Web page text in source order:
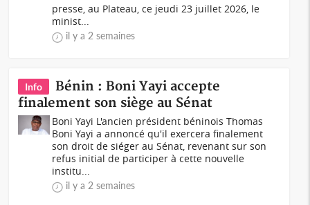
presse, au Plateau, ce jeudi 23 juillet 2026, le
minist...
il y a 2 semaines
Info
Bénin : Boni Yayi accepte
finalement son siège au Sénat
Boni Yayi L'ancien président béninois Thomas
Boni Yayi a annoncé qu'il exercera finalement
son droit de siéger au Sénat, revenant sur son
refus initial de participer à cette nouvelle
institu...
il y a 2 semaines